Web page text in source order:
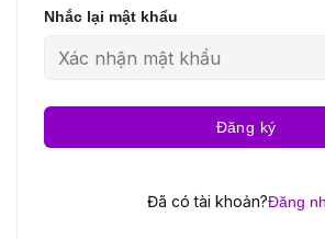
Nhắc lại mật khẩu
Đăng ký
Đã có tài khoản?Đăng